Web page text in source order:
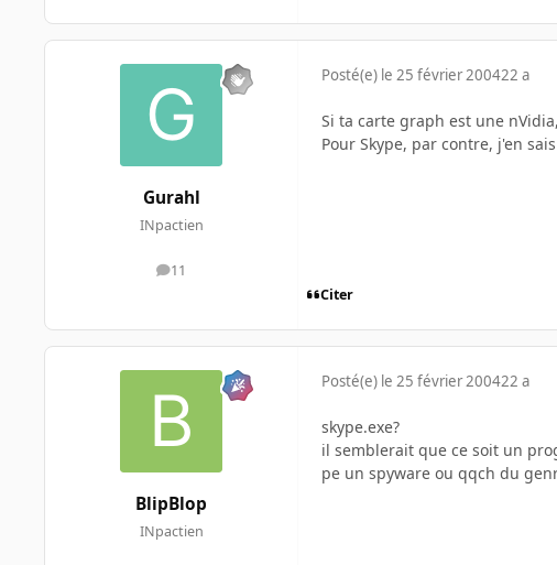
Gurahl
INpactien
11
messages
Posté(e) le 25 février 200422 a
Si ta carte graph est une
Pour Skype, par contre, j'en
Citer
BlipBlop
INpactien
Posté(e) le 25 février 200422 a
skype.exe?
il semblerait que ce soit un
pe un spyware ou qqch du